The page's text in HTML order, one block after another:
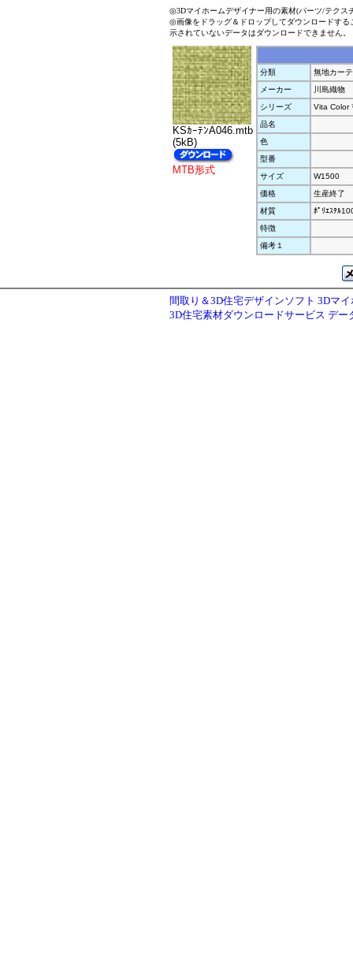
◎3Dマイホームデザイナー用の素材(パーツ/テクス
◎画像をドラッグ＆ドロップしてダウンロードす
示されていないデータはダウンロードできません。
KSｶｰﾃﾝA046.mtb
(5kB)
MTB形式
分類
無地カー
メーカー
川島織物
シリーズ
Vita Color
品名
色
型番
サイズ
W1500
価格
生産終了
材質
ﾎﾟﾘｴｽﾃﾙ
特徴
備考１
間取り＆3D住宅デザインソフト 3Dマ
3D住宅素材ダウンロードサービス デー